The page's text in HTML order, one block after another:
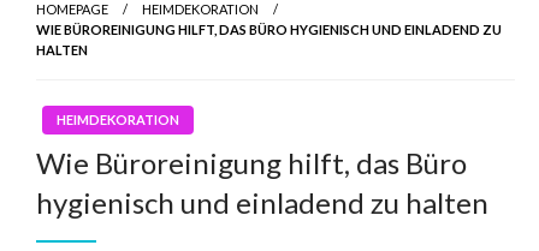
HOMEPAGE
HEIMDEKORATION
WIE BÜROREINIGUNG HILFT, DAS BÜRO HYGIENISCH UND EINLADEND ZU
HALTEN
HEIMDEKORATION
Wie Büroreinigung hilft, das Büro
hygienisch und einladend zu halten